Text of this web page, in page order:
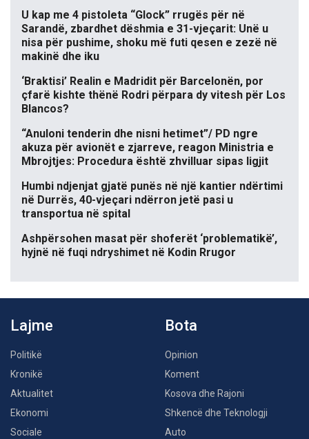
U kap me 4 pistoleta “Glock” rrugës për në
Sarandë, zbardhet dëshmia e 31-vjeçarit: Unë u
nisa për pushime, shoku më futi qesen e zezë në
makinë dhe iku
‘Braktisi’ Realin e Madridit për Barcelonën, por
çfarë kishte thënë Rodri përpara dy vitesh për Los
Blancos?
“Anuloni tenderin dhe nisni hetimet”/ PD ngre
akuza për avionët e zjarreve, reagon Ministria e
Mbrojtjes: Procedura është zhvilluar sipas ligjit
Humbi ndjenjat gjatë punës në një kantier ndërtimi
në Durrës, 40-vjeçari ndërron jetë pasi u
transportua në spital
Ashpërsohen masat për shoferët ‘problematikë’,
hyjnë në fuqi ndryshimet në Kodin Rrugor
Lajme
Politikë
Kronikë
Aktualitet
Ekonomi
Sociale
Bota
Opinion
Koment
Kosova dhe Rajoni
Shkencë dhe Teknologji
Auto